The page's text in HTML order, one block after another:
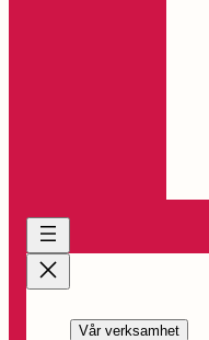
Vår verksamhet